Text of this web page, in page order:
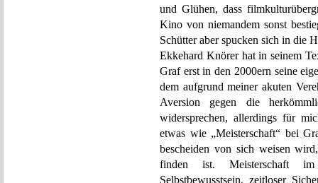
und Glühen, dass
Kino von niemandem sonst
Schütter aber spucken sich in die
Ekkehard Knörer hat in seinem
Graf erst in den 2000ern seine
dem aufgrund meiner akuten
Aversion gegen die
widersprechen, allerdings für
etwas wie „Meisterschaft“ bei
bescheiden von sich weisen
finden ist. Meisterschaft
Selbstbewusstsein, zeitloser